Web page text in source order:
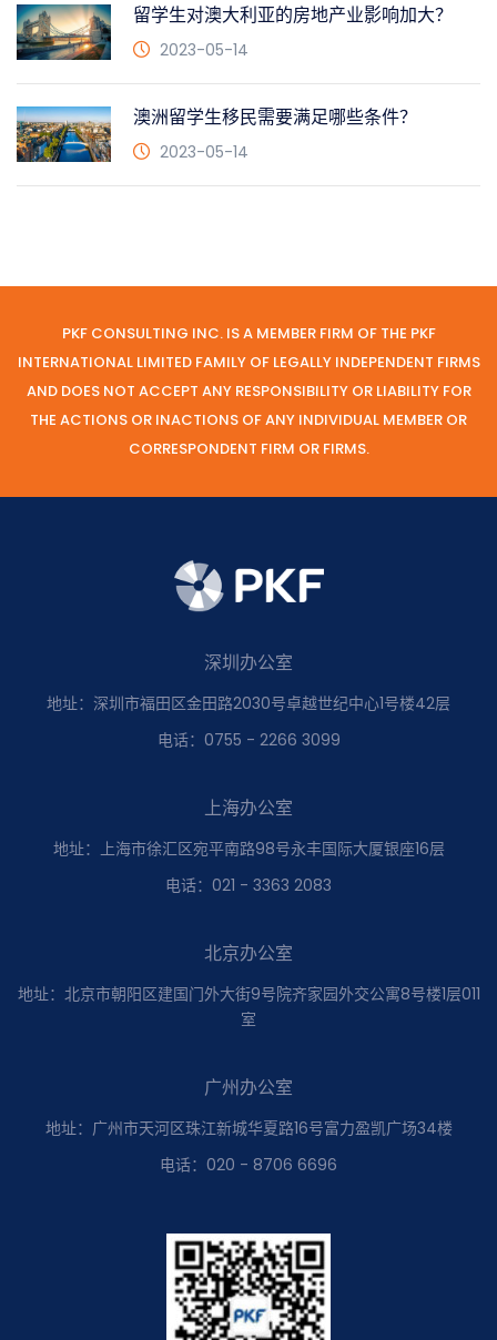
留学生对澳大利亚的房地产业影响加大？
2023-05-14
澳洲留学生移民需要满足哪些条件？
2023-05-14
PKF CONSULTING INC. IS A MEMBER FIRM OF THE PKF
INTERNATIONAL LIMITED FAMILY OF LEGALLY INDEPENDENT FIRMS
AND DOES NOT ACCEPT ANY RESPONSIBILITY OR LIABILITY FOR
THE ACTIONS OR INACTIONS OF ANY INDIVIDUAL MEMBER OR
CORRESPONDENT FIRM OR FIRMS.
深圳办公室
地址：深圳市福田区金田路2030号卓越世纪中心1号楼42层
电话：0755 - 2266 3099
上海办公室
地址：上海市徐汇区宛平南路98号永丰国际大厦银座16层
电话：021 - 3363 2083
北京办公室
地址：北京市朝阳区建国门外大街9号院齐家园外交公寓8号楼1层011
室
广州办公室
地址：广州市天河区珠江新城华夏路16号富力盈凯广场34楼
电话：020 - 8706 6696